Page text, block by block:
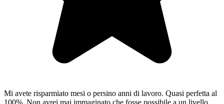
Mi avete risparmiato mesi o persino anni di lavoro. Quasi perfetta al
100%. Non avrei mai immaginato che fosse possibile a un livello